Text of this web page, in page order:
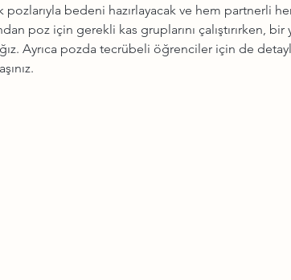
pozlarıyla bedeni hazırlayacak ve hem partnerli
poz için gerekli kas gruplarını çalıştırırken,
Ayrıca pozda tecrübeli öğrenciler için de